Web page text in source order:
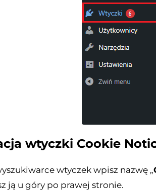
wtyczki Cookie
wtyczek wpisz nazwę „
ją u góry po prawej stronie.